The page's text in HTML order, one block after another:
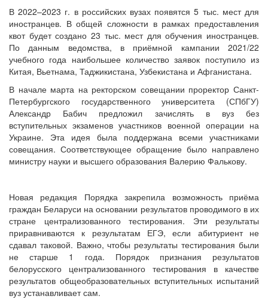
В 2022–2023 г. в российских вузах появятся 5 тыс. мест для
иностранцев. В общей сложности в рамках предоставления
квот будет создано 23 тыс. мест для обучения иностранцев.
По данным ведомства, в приёмной кампании 2021/22
учебного года наибольшее количество заявок поступило из
Китая, Вьетнама, Таджикистана, Узбекистана и Афганистана.
В начале марта на ректорском совещании проректор Санкт-
Петербургского государственного университета (СПбГУ)
Александр Бабич предложил зачислять в вуз без
вступительных экзаменов участников военной операции на
Украине. Эта идея была поддержана всеми участниками
совещания. Соответствующее обращение было направлено
министру науки и высшего образования Валерию Фалькову.
Новая редакция Порядка закрепила возможность приёма
граждан Беларуси на основании результатов проводимого в их
стране централизованного тестирования. Эти результаты
приравниваются к результатам ЕГЭ, если абитуриент не
сдавал таковой. Важно, чтобы результаты тестирования были
не старше 1 года. Порядок признания результатов
белорусского централизованного тестирования в качестве
результатов общеобразовательных вступительных испытаний
вуз устанавливает сам.